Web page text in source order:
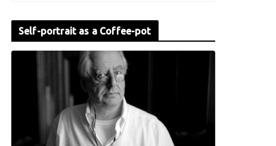
Self-portrait as a Coffee-pot